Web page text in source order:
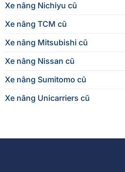
Xe nâng Nichiyu cũ
Xe nâng TCM cũ
Xe nâng Mitsubishi cũ
Xe nâng Nissan cũ
Xe nâng Sumitomo cũ
Xe nâng Unicarriers cũ